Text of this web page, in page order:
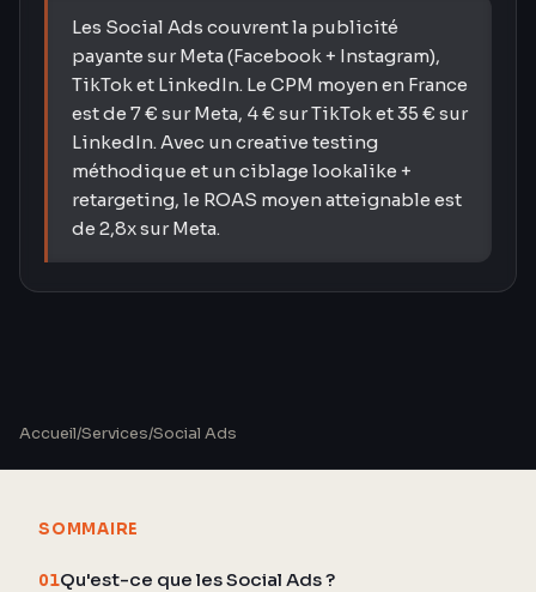
Les Social Ads couvrent la publicité
payante sur Meta (Facebook + Instagram),
TikTok et LinkedIn. Le CPM moyen en France
est de 7 € sur Meta, 4 € sur TikTok et 35 € sur
LinkedIn. Avec un creative testing
méthodique et un ciblage lookalike +
retargeting, le ROAS moyen atteignable est
de 2,8x sur Meta.
Accueil/Services/Social Ads
SOMMAIRE
01Qu'est-ce que les Social Ads ?